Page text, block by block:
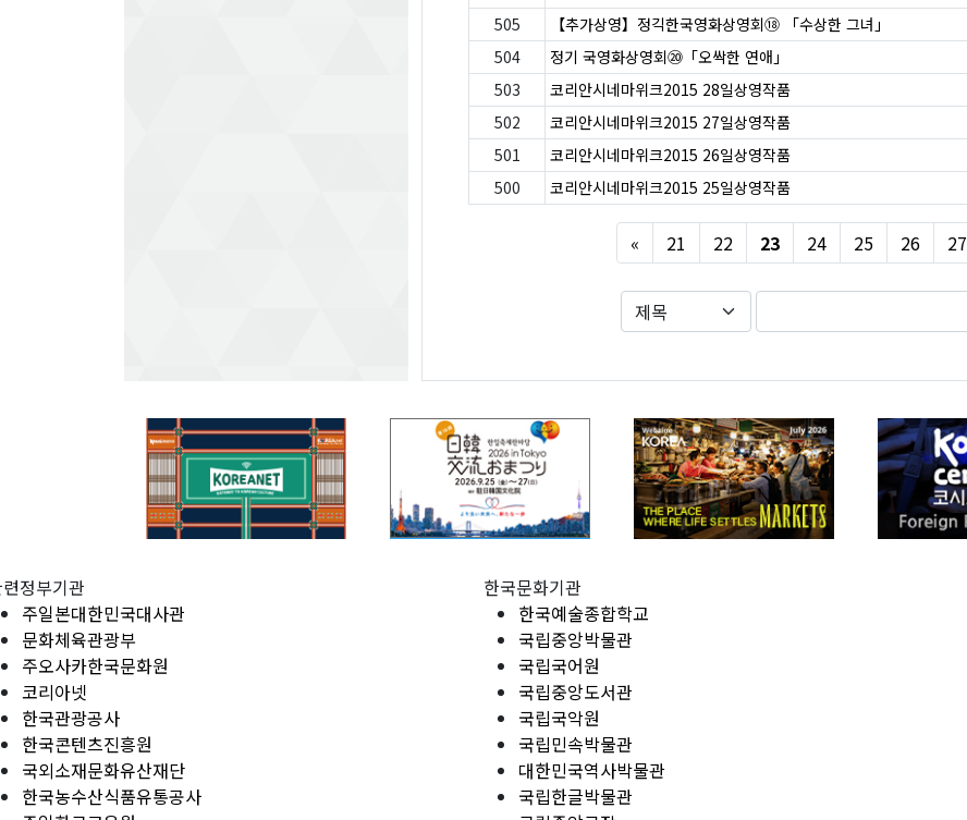
505
【추가상영】정긱한국영화상영회⑱ 「수상한 그녀」
504
정기 국영화상영회⑳「오싹한 연애」
503
코리안시네마위크2015 28일상영작품
502
코리안시네마위크2015 27일상영작품
501
코리안시네마위크2015 26일상영작품
500
코리안시네마위크2015 25일상영작품
« Previous
21 22 23 24 25 26 27
정부기관
주일본대한민국대사관
문화체육관광부
주오사카한국문화원
코리아넷
한국관광공사
한국콘텐츠진흥원
국외소재문화유산재단
한국농수산식품유통공사
한국문화기관
한국예술종합학교
국립중앙박물관
국립국어원
국립중앙도서관
국립국악원
국립민속박물관
대한민국역사박물관
국립한글박물관